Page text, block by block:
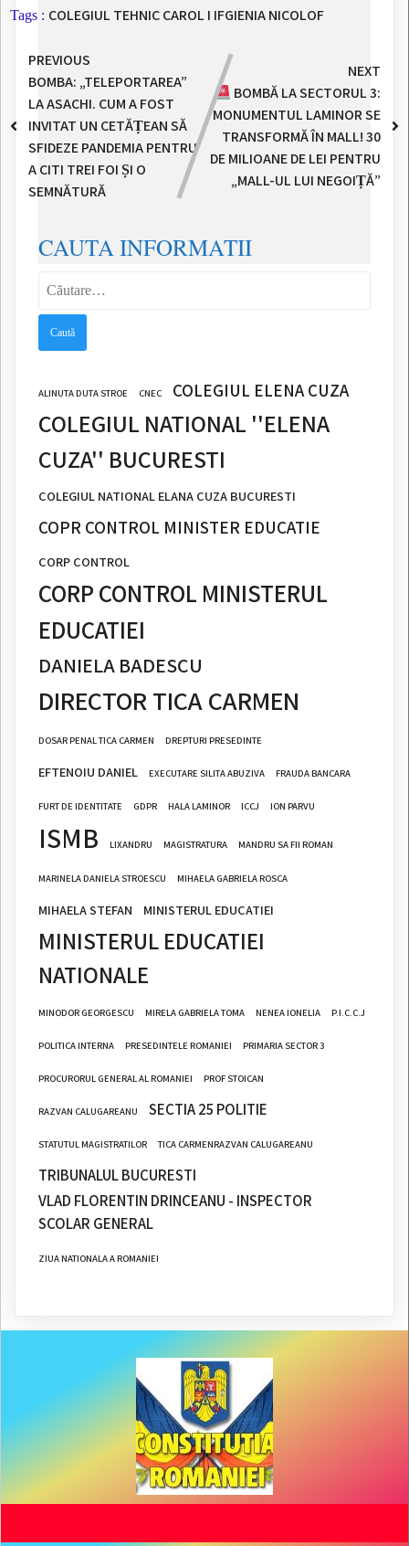
Tags : COLEGIUL TEHNIC CAROL I IFGIENIA NICOLOF
PREVIOUS
BOMBA: „TELEPORTAREA”
LA ASACHI. CUM A FOST
INVITAT UN CETĂȚEAN SĂ
SFIDEZE PANDEMIA PENTRU
A CITI TREI FOI ȘI O
SEMNĂTURĂ
NEXT
BOMBĂ LA SECTORUL 3:
MONUMENTUL LAMINOR SE
TRANSFORMĂ ÎN MALL! 30
DE MILIOANE DE LEI PENTRU
„MALL-UL LUI NEGOIȚĂ”
CAUTA INFORMATII
ALINUTA DUTA STROE CNEC COLEGIUL ELENA CUZA
COLEGIUL NATIONAL ''ELENA
CUZA'' BUCURESTI
COLEGIUL NATIONAL ELANA CUZA BUCURESTI
COPR CONTROL MINISTER EDUCATIE
CORP CONTROL
CORP CONTROL MINISTERUL
EDUCATIEI
DANIELA BADESCU
DIRECTOR TICA CARMEN
DOSAR PENAL TICA CARMEN DREPTURI PRESEDINTE
EFTENOIU DANIEL EXECUTARE SILITA ABUZIVA FRAUDA BANCARA
FURT DE IDENTITATE GDPR HALA LAMINOR ICCJ ION PARVU
ISMB LIXANDRU MAGISTRATURA MANDRU SA FII ROMAN
MARINELA DANIELA STROESCU MIHAELA GABRIELA ROSCA
MIHAELA STEFAN MINISTERUL EDUCATIEI
MINISTERUL EDUCATIEI
NATIONALE
MINODOR GEORGESCU MIRELA GABRIELA TOMA NENEA IONELIA P.I.C.C.J
POLITICA INTERNA PRESEDINTELE ROMANIEI PRIMARIA SECTOR 3
PROCURORUL GENERAL AL ROMANIEI PROF STOICAN
RAZVAN CALUGAREANU SECTIA 25 POLITIE
STATUTUL MAGISTRATILOR TICA CARMENRAZVAN CALUGAREANU
TRIBUNALUL BUCURESTI
VLAD FLORENTIN DRINCEANU - INSPECTOR
SCOLAR GENERAL
ZIUA NATIONALA A ROMANIEI